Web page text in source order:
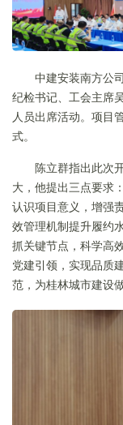
中建安装南方公司
纪检书记、工会主席
人员出席活动。项目
式。
陈立群指出此次
大，他提出三点要求
认识项目意义，增强
效管理机制提升履约
抓关键节点，科学高
党建引领，实现品质
范，为桂林城市建设